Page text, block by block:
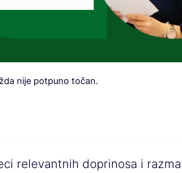
nije potpuno točan.
relevantnih doprinosa i